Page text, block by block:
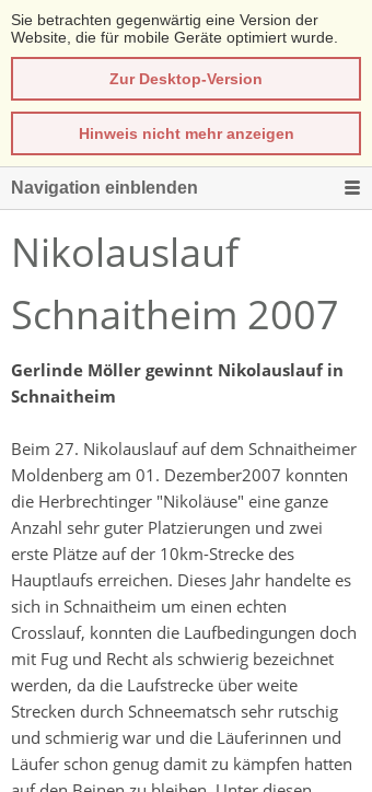
Sie betrachten gegenwärtig eine Version der
Website, die für mobile Geräte optimiert wurde.
Zur Desktop-Version
Hinweis nicht mehr anzeigen
Navigation einblenden
Nikolauslauf
Schnaitheim 2007
Gerlinde Möller gewinnt Nikolauslauf in
Schnaitheim
Beim 27. Nikolauslauf auf dem Schnaitheimer
Moldenberg am 01. Dezember2007 konnten
die Herbrechtinger "Nikoläuse" eine ganze
Anzahl sehr guter Platzierungen und zwei
erste Plätze auf der 10km-Strecke des
Hauptlaufs erreichen. Dieses Jahr handelte es
sich in Schnaitheim um einen echten
Crosslauf, konnten die Laufbedingungen doch
mit Fug und Recht als schwierig bezeichnet
werden, da die Laufstrecke über weite
Strecken durch Schneematsch sehr rutschig
und schmierig war und die Läuferinnen und
Läufer schon genug damit zu kämpfen hatten